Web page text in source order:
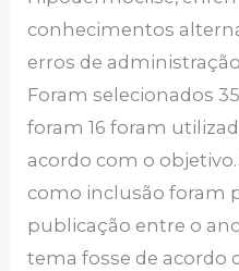
conhecimentos
erros de
Foram selecionados
foram 16 foram
acordo com o
como inclusão foram
publicação entre o
tema fosse de acordo